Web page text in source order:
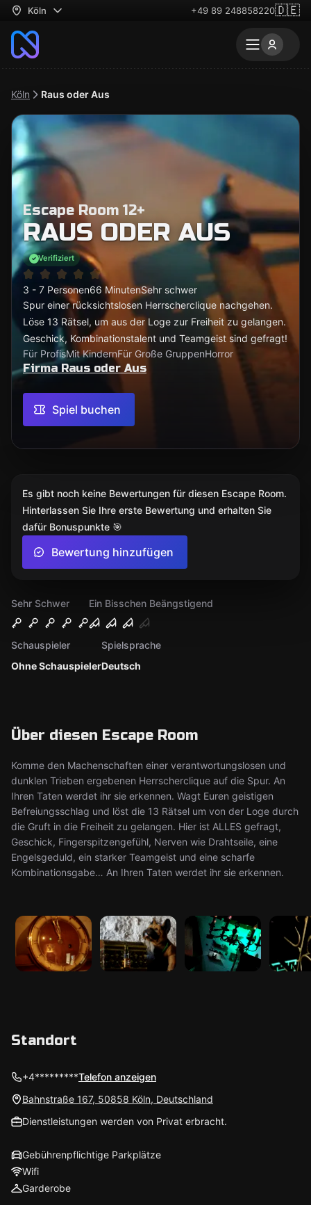
Köln +49 89 248858220🇩🇪
Köln Raus oder Aus
Escape Room 12+
RAUS ODER AUS
Verifiziert
3 - 7 Personen66 MinutenSehr schwer
Spur einer rücksichtslosen Herrscherclique nachgehen.
Löse 13 Rätsel, um aus der Loge zur Freiheit zu gelangen.
Geschick, Kombinationstalent und Teamgeist sind gefragt!
Für ProfisMit KindernFür Große GruppenHorror
Firma Raus oder Aus
Spiel buchen
Sehr Schwer Ein Bisschen Beängstigend
Ohne Schauspieler
Schauspieler
Deutsch
Spielsprache
Über diesen Escape Room
Komme den Machenschaften einer verantwortungslosen und
dunklen Trieben ergebenen Herrscherclique auf die Spur. An
Ihren Taten werdet ihr sie erkennen. Wagt Euren geistigen
Befreiungsschlag und löst die 13 Rätsel um von der Loge durch
die Gruft in die Freiheit zu gelangen. Hier ist ALLES gefragt,
Geschick, Fingerspitzengefühl, Nerven wie Drahtseile, eine
Engelsgeduld, ein starker Teamgeist und eine scharfe
Kombinationsgabe… An Ihren Taten werdet ihr sie erkennen.
Es gibt noch keine Bewertungen für diesen Escape Room.
Hinterlassen Sie Ihre erste Bewertung und erhalten Sie
dafür Bonuspunkte 🎯
Bewertung hinzufügen
Standort
+4*********Telefon anzeigen
Bahnstraße 167, 50858 Köln, Deutschland
Dienstleistungen werden von Privat erbracht.
Gebührenpflichtige Parkplätze
Wifi
Garderobe